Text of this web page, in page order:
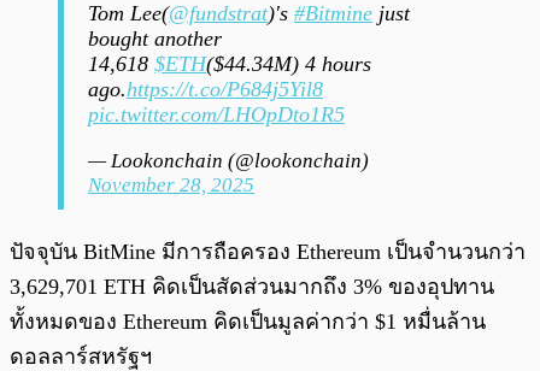
Tom Lee(@fundstrat)'s #Bitmine just
bought another
14,618 $ETH($44.34M) 4 hours
ago.https://t.co/P684j5Yil8
pic.twitter.com/LHOpDto1R5
— Lookonchain (@lookonchain)
November 28, 2025
ปัจจุบัน BitMine มีการถือครอง Ethereum เป็นจำนวนกว่า
3,629,701 ETH คิดเป็นสัดส่วนมากถึง 3% ของอุปทาน
ทั้งหมดของ Ethereum คิดเป็นมูลค่ากว่า $1 หมื่นล้าน
ดอลลาร์สหรัฐฯ